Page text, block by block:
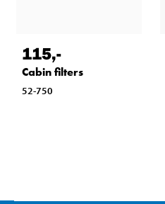
115,-
Cabin filters
52-750